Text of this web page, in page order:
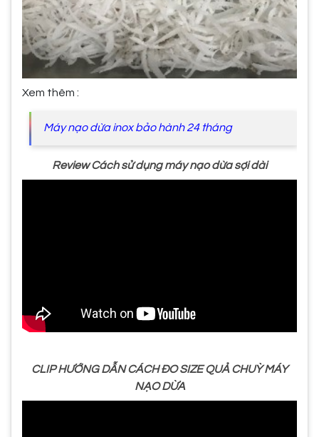
Xem thêm :
Máy nạo dừa inox bảo hành 24 tháng
Review Cách sử dụng máy nạo dừa sợi dài
CLIP HƯỚNG DẪN CÁCH ĐO SIZE QUẢ CHUỲ MÁY
NẠO DỪA